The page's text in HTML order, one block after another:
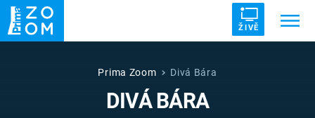
ŽIVĚ
UFO DRUHÁ SVĚTOVÁ VÁLKA
VETŘELCI DÁVNOVĚKU
Prima Zoom Divá Bára
DIVÁ BÁRA